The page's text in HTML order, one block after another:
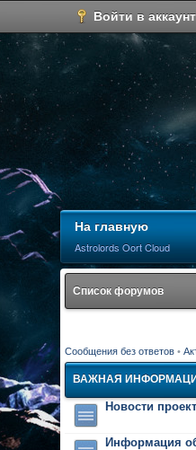
Войти в аккаунт
На главную
Astrolords Oort Cloud
Список форумов
Сообщения без ответов •
ВАЖНАЯ
Новости
Информация